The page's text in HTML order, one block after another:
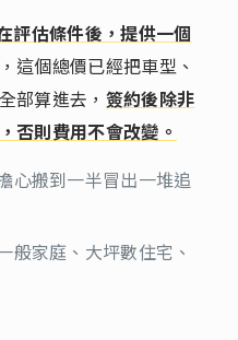
評估條件後，提供一個
這個總價已經把車型、
部算進去， 簽約後除非
否則費用不會改變。
心搬到一半冒出一堆追
般家庭、大坪數住宅、